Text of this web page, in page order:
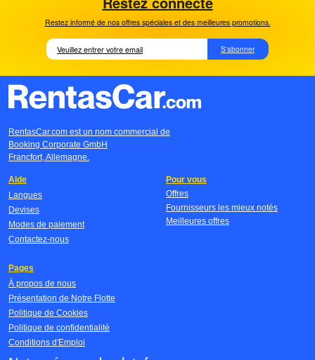
Restez informé de nos offres spéciales et des meilleures promotions.
S'abonner
RentasCar.com est un nom commercial de
Booking Corporate GmbH
Francfort, Allemagne.
Aide
Langues
Devises
Modes de paiement
Contactez-nous
Pour vous
Offres
Fournisseurs les mieux notés
Meilleures offres
Pages
À propos de nous
Présentation de Notre Flotte
Politique de Cookies
Politique de confidentialité
Conditions d'Emploi